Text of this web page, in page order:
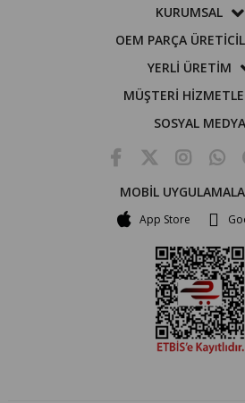
KURUMSAL
OEM PARÇA
YERLİ ÜRETİM
MÜŞTERİ
SOSYAL MEDYA
MOBİL
App Store